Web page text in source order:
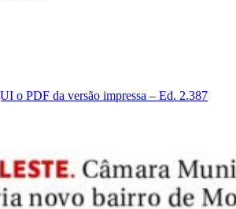
o PDF da versão impressa – Ed. 2.387